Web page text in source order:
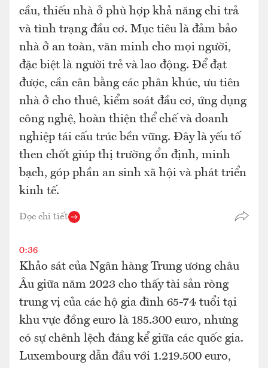
cầu, thiếu nhà ở phù hợp khả năng chi trả
và tình trạng đầu cơ. Mục tiêu là đảm bảo
nhà ở an toàn, văn minh cho mọi người,
đặc biệt là người trẻ và lao động. Để đạt
được, cần cân bằng các phân khúc, ưu tiên
nhà ở cho thuê, kiểm soát đầu cơ, ứng dụng
công nghệ, hoàn thiện thể chế và doanh
nghiệp tái cấu trúc bền vững. Đây là yếu tố
then chốt giúp thị trường ổn định, minh
bạch, góp phần an sinh xã hội và phát triển
kinh tế.
Đọc chi tiết
0:36
Khảo sát của Ngân hàng Trung ương châu
Âu giữa năm 2023 cho thấy tài sản ròng
trung vị của các hộ gia đình 65-74 tuổi tại
khu vực đồng euro là 185.300 euro, nhưng
có sự chênh lệch đáng kể giữa các quốc gia.
Luxembourg dẫn đầu với 1.219.500 euro,